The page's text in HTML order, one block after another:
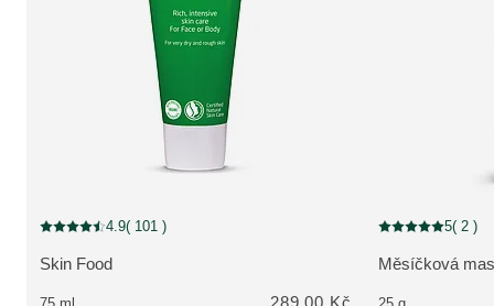
ZOBRAZIT PRODUKT:
Skin Food
Aktuální hodnocení: 4.9 z 5 hvězdiček hodnoceno 101 zákazníky
4.9( 101 )
289,00 Kč
ZOBRAZIT
Měsíčková
Aktuální 5( 2 )